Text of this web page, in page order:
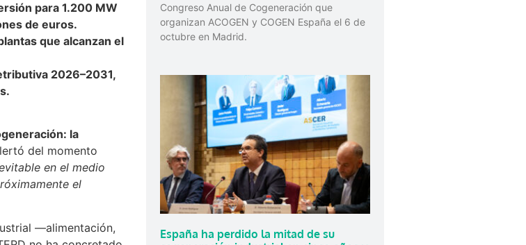
para 1.200 MW
de euros.
que alcanzan el
2026–2031,
la
del momento
en el medio
el
—alimentación,
Congreso Anual de Cogeneración que
organizan ACOGEN y COGEN España el 6 de
octubre en Madrid.
España ha perdido la mitad de su